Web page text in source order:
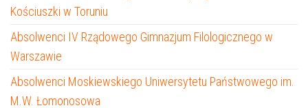
Kościuszki w Toruniu
Absolwenci IV Rządowego Gimnazjum Filologicznego w
Warszawie
Absolwenci Moskiewskiego Uniwersytetu Państwowego im.
M.W. Łomonosowa